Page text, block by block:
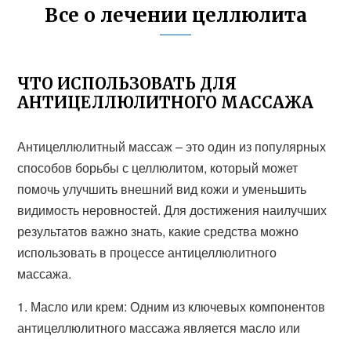
Все о лечении целлюлита
ЧТО ИСПОЛЬЗОВАТЬ ДЛЯ
АНТИЦЕЛЛЮЛИТНОГО МАССАЖА
Антицеллюлитный массаж – это один из популярных
способов борьбы с целлюлитом, который может
помочь улучшить внешний вид кожи и уменьшить
видимость неровностей. Для достижения наилучших
результатов важно знать, какие средства можно
использовать в процессе антицеллюлитного
массажа.
1. Масло или крем: Одним из ключевых компонентов
антицеллюлитного массажа является масло или